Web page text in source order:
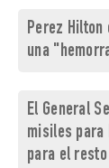
Perez
una
El General
misiles para
para el